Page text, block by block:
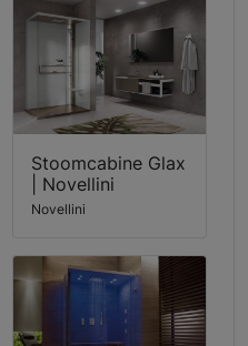
Stoomcabine Glax
| Novellini
Novellini